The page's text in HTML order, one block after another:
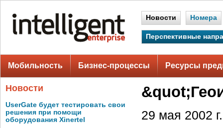
Новости Номера
Перспективные
Мобильность Бизнес-процессы Ресурсы
Новости
UserGate будет тестировать свои
решения при помощи
оборудования Xinertel
29 мая 2002 г.